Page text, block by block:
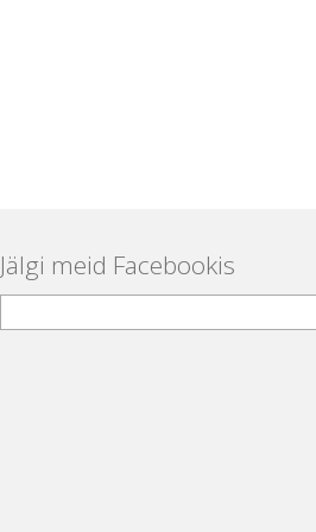
Jälgi meid Facebookis